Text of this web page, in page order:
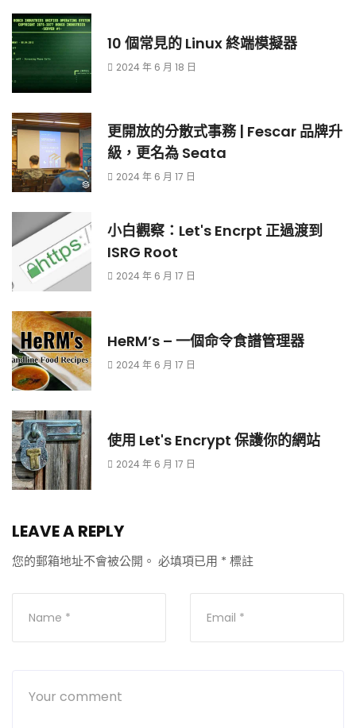
10 個常見的 Linux 終端模擬器
2024 年 6 月 18 日
更開放的分散式事務 | Fescar 品牌升
級，更名為 Seata
2024 年 6 月 17 日
小白觀察：Let's Encrpt 正過渡到
ISRG Root
2024 年 6 月 17 日
HeRM’s – 一個命令食譜管理器
2024 年 6 月 17 日
使用 Let's Encrypt 保護你的網站
2024 年 6 月 17 日
LEAVE A REPLY
您的郵箱地址不會被公開。 必填項已用 * 標註